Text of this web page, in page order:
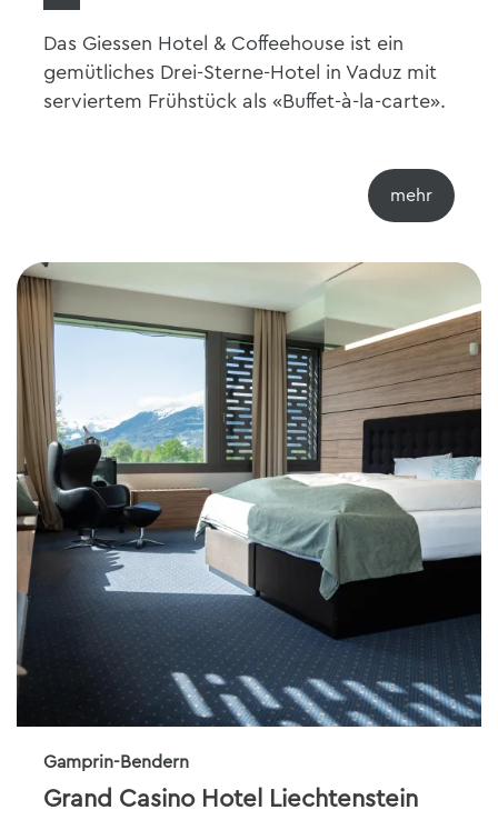
Das Giessen Hotel & Coffeehouse ist ein
gemütliches Drei-Sterne-Hotel in Vaduz mit
serviertem Frühstück als «Buffet-à-la-carte».
Gamprin-Bendern
Grand Casino Hotel Liechtenstein